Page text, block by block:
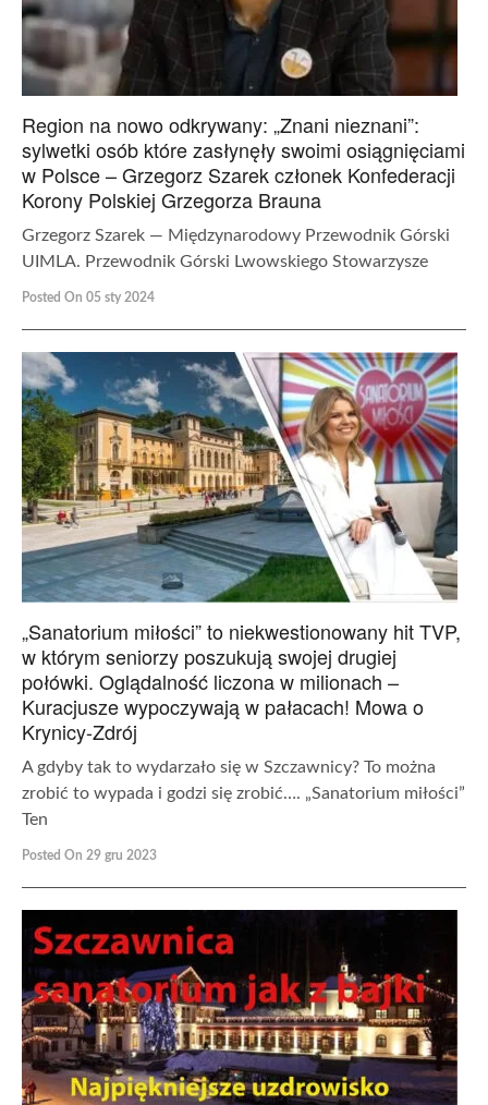
Region na nowo odkrywany: „Znani nieznani”:
sylwetki osób które zasłynęły swoimi osiągnięciami
w Polsce – Grzegorz Szarek członek Konfederacji
Korony Polskiej Grzegorza Brauna
Grzegorz Szarek — Międzynarodowy Przewodnik Górski
UIMLA. Przewodnik Górski Lwowskiego Stowarzysze
Posted On 05 sty 2024
„Sanatorium miłości” to niekwestionowany hit TVP,
w którym seniorzy poszukują swojej drugiej
połówki. Oglądalność liczona w milionach –
Kuracjusze wypoczywają w pałacach! Mowa o
Krynicy-Zdrój
A gdyby tak to wydarzało się w Szczawnicy? To można
zrobić to wypada i godzi się zrobić…. „Sanatorium miłości”
Ten
Posted On 29 gru 2023